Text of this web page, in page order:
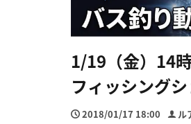
1/19（金）14
フィッシング
2018/01/17 18:00 ル